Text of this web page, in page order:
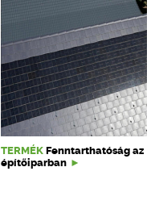
TERMÉK Fenntarthatóság az
építőiparban